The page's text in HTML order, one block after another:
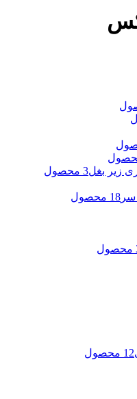
زیر بغل3 محصول
18 محصول
12 محصول